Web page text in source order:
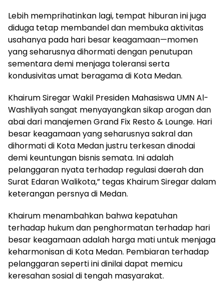
Lebih memprihatinkan lagi, tempat hiburan ini juga
diduga tetap membandel dan membuka aktivitas
usahanya pada hari besar keagamaan—momen
yang seharusnya dihormati dengan penutupan
sementara demi menjaga toleransi serta
kondusivitas umat beragama di Kota Medan.
Khairum Siregar Wakil Presiden Mahasiswa UMN Al-
Washliyah sangat menyayangkan sikap arogan dan
abai dari manajemen Grand Fix Resto & Lounge. Hari
besar keagamaan yang seharusnya sakral dan
dihormati di Kota Medan justru terkesan dinodai
demi keuntungan bisnis semata. Ini adalah
pelanggaran nyata terhadap regulasi daerah dan
Surat Edaran Walikota,” tegas Khairum Siregar dalam
keterangan persnya di Medan.
Khairum menambahkan bahwa kepatuhan
terhadap hukum dan penghormatan terhadap hari
besar keagamaan adalah harga mati untuk menjaga
keharmonisan di Kota Medan. Pembiaran terhadap
pelanggaran seperti ini dinilai dapat memicu
keresahan sosial di tengah masyarakat.